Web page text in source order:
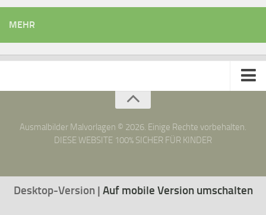
MEHR
Datenschutz
Ausmalbilder Malvorlagen © 2026. Einige Rechte vorbehalten.
DIESE WEBSITE 100% SICHER FÜR KINDER
Desktop-Version | Auf mobile Version umschalten